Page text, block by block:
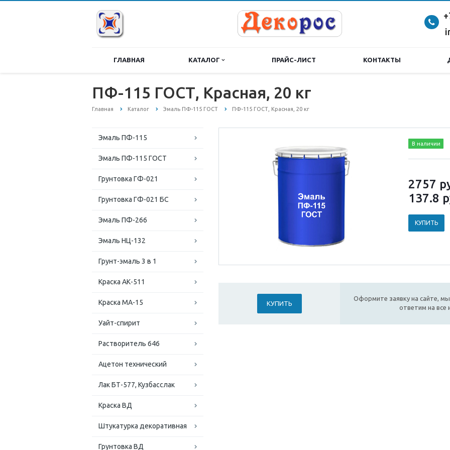
ГЛАВНАЯ КАТАЛОГ ПРАЙС-ЛИСТ КОНТАКТЫ
ПФ-115 ГОСТ, Красная, 20 кг
Главная Каталог Эмаль ПФ-115 ГОСТ ПФ-115 ГОСТ, Красная, 20 кг
Эмаль ПФ-115
Эмаль ПФ-115 ГОСТ
Грунтовка ГФ-021
Грунтовка ГФ-021 БС
Эмаль ПФ-266
Эмаль НЦ-132
Грунт-эмаль 3 в 1
Краска АК-511
Краска МА-15
Уайт-спирит
Растворитель 646
Ацетон технический
Лак БТ-577, Кузбасслак
Краска ВД
Штукатурка декоративная
Грунтовка ВД
В наличии
2757
137.8
КУПИТЬ
КУПИТЬ
Оформите заявку на сайте,
ответим на все